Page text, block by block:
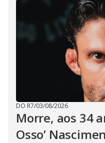
DO R7/03/08/2026
Morre, aos 34
Osso’